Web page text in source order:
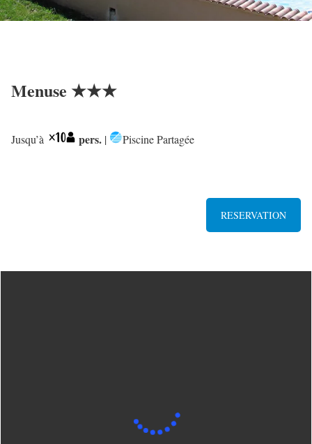
Menuse ★★★
Jusqu’à pers. | Piscine Partagée
RESERVATION